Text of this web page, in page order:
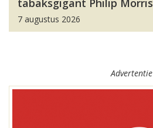
tabaksgigant Philip Morris
7 augustus 2026
Advertentie